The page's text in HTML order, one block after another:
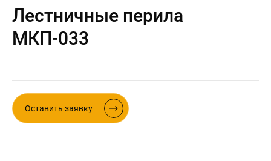
Контакты
Новости
Цены на метеллоконструкции и
изделия из металла
+7 (4012) 797-039
Лестничные перила
МКП-033
Оставить заявку